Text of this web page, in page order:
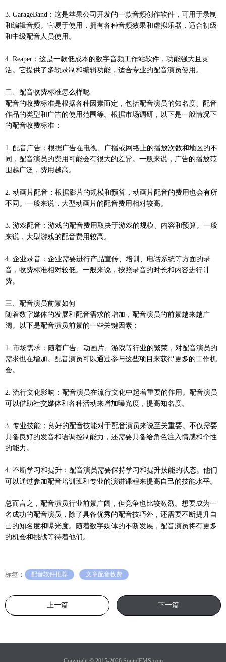
3. GarageBand：这是苹果公司开发的一款音频创作软件，可用于录制
和编辑音频。它易于使用，拥有各种音频效果和虚拟乐器，适合初级
和中级配音人员使用。
4. Reaper：这是一款低成本的数字音频工作站软件，功能强大且灵
活。它提供了多轨录制和编辑功能，适合专业的配音演员使用。
二、配音收费标准怎么样呢
配音的收费标准是根据各种因素而定，包括配音演员的知名度、配音
作品的类型和广告的使用范围等。根据市场调研，以下是一般情况下
的配音收费标准：
1. 配音广告：根据广告在电视、广播或网络上的播放次数和地区的不
同，配音演员的费用可能会有很大的差异。一般来说，广告的播放范
围越广泛，费用越高。
2. 动画片配音：根据影片的规模和预算，动画片配音的费用也会有所
不同。一般来说，大型动画片的配音费用相对较高。
3. 游戏配音：游戏的配音费用取决于游戏的规模、内容和预算。一般
来说，大型游戏的配音费用较高。
4. 企业录音：企业需要进行产品宣传、培训、电话系统等方面的录
音，收费标准相对较低。一般来说，按照录音的时长和内容进行计
费。
三、配音演员前景如何
随着数字媒体的发展和配音需求的增加，配音演员的前景越来越广
阔。以下是配音演员前景的一些关键因素：
1. 市场需求：随着广告、动画片、游戏等行业的繁荣，对配音演员的
需求也在增加。配音演员可以通过参与这些项目来获得更多的工作机
会。
2. 流行文化影响：配音演员在流行文化中起着重要的作用。配音演员
可以借助社交媒体和各种活动来增加曝光度，提高知名度。
3. 专业技能：良好的配音技能对于配音演员来说至关重要。不仅需要
具备良好的发音和语调控制能力，还需要具备给角色注入情感和个性
的能力。
4. 不断学习和提升：配音演员需要保持学习和提升技能的状态。他们
可以通过参加配音培训班和专业的演讲课程来提高自己的技能水平。
总而言之，配音演员行业前景广阔，但竞争也比较激烈。想要成为一
名成功的配音演员，除了具备优秀的配音技巧外，还需要不断提升自
己的知名度和曝光度。随着数字媒体的不断发展，配音演员将有更多
的机会和挑战等待着他们。
标签： 配音软件推荐 文章配音收费
上一篇 下一篇